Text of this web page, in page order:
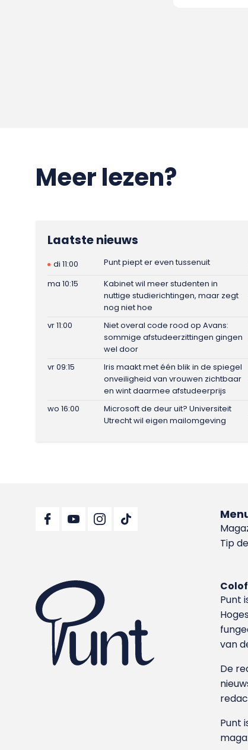
Meer lezen?
Laatste nieuws
di 11:00
Punt piept er even tussenuit
ma 10:15
Kabinet wil meer studenten in
nuttige studierichtingen, maar zegt
nog niet hoe
vr 11:00
Niet overal code rood op Avans:
sommige afstudeerzittingen gingen
wel door
vr 09:15
Iris maakt met één blik in de spiegel
onveiligheid van vrouwen zichtbaar
en wint daarmee afstudeerprijs
wo 16:00
Microsoft de deur uit? Universiteit
Utrecht wil eigen mailomgeving
Tip
Punt
van
De
Punt